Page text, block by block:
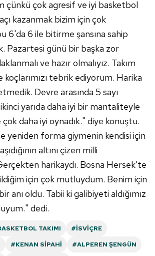
çerezler vasıtasıyla çeşitli kişisel
olup gerekli olan çerezler bilgi
sunulması amacıyla
çerezler, sitemizin daha işlevsel
ve sizlere yönelik
faaliyetlerinin yapılması, amaçlarıyla
rızanız dahilinde kullanılacaktır.
aşağıda yer alan panel
Çerezlere ilişkin detaylı bilgi
tıklayabilir,Çerez Bilgilendirme
edebilirsiniz.
Verilerin Korunması Kanunu uyarınca
Metnimizi okumak ve sitemizde
olarak kullanılan çerezlerle ilgili bilgi
tıklayınız.
çünkü çok agresif ve iyi basketbol
kazanmak bizim için çok
6'da 6 ile bitirme şansına sahip
Pazartesi günü bir başka zor
ve hazır olmalıyız. Takım
koçlarımızı tebrik ediyorum. Harika
Devre arasında 5 sayı
yarıda daha iyi bir mantaliteyle
çok daha iyi oynadık." diye konuştu.
yeniden forma giymenin kendisi için
altını çizen milli
harikaydı. Bosna Hersek'te
için çok mutluydum. Benim için
anı oldu. Tabii ki galibiyeti aldığımız
dedi.
TAKIMI
#İSVIÇRE
#KENAN SIPAHI
#ALPEREN ŞENGÜN